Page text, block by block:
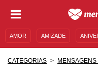
AMOR AMIZADE
CATEGORIAS